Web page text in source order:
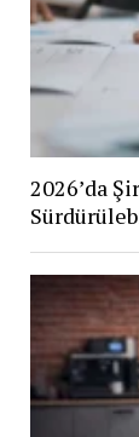
2026’da